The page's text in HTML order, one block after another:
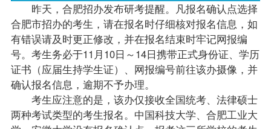
昨天，合肥招办发布研考提醒。凡报名确认点选择
合肥市招办的考生，请在报名时仔细核对报名信息，如
有错误请及时更正修改，并在报名结束时牢记网报编
号。考生务必于11月10日～14日携带正式身份证、学历
证书（应届生持学生证）、网报编号前往该办摄像，并
确认报名信息，逾期不予办理。
考生应注意的是，该办仅接收全国统考、法律硕士
两种考试类型的考生报名。中国科技大学、合肥工业大